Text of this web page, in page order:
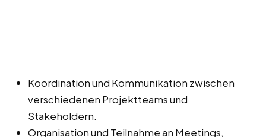
Koordination und Kommunikation zwischen
verschiedenen Projektteams und
Stakeholdern.
Organisation und Teilnahme an Meetings,